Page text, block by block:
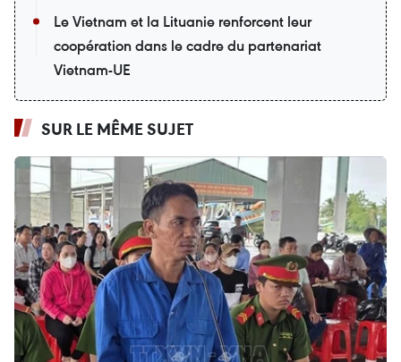
Le Vietnam et la Lituanie renforcent leur
coopération dans le cadre du partenariat
Vietnam-UE
SUR LE MÊME SUJET